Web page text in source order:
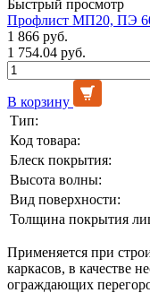
Быстрый просмотр
Профлист МП20, ПЭ
1 866 руб.
1 754.04 руб.
В корзину
Тип:
Код товара:
Блеск покрытия:
Высота волны:
Вид поверхности:
Толщина покрытия
Применяется при
каркасов, в качестве
ограждающих